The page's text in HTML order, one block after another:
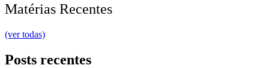
Matérias Recentes
(ver todas)
Posts recentes